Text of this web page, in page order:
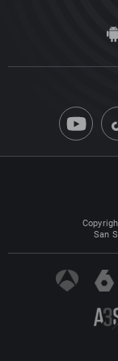
San